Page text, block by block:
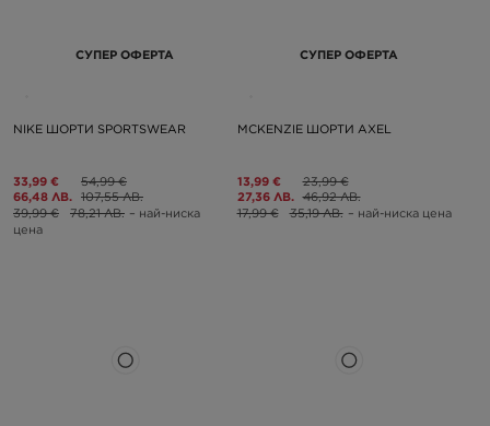
СУПЕР ОФЕРТА
NIKE ШОРТИ SPORTSWEAR
33,99 €
66,48 ЛВ.
54,99 €
107,55 ЛВ.
39,99 €
78,21 ЛВ. – най-ниска
цена
СУПЕР ОФЕРТА
MCKENZIE ШОРТИ AXEL
13,99 €
27,36 ЛВ.
23,99 €
46,92 ЛВ.
17,99 €
35,19 ЛВ. – най-ниска цена